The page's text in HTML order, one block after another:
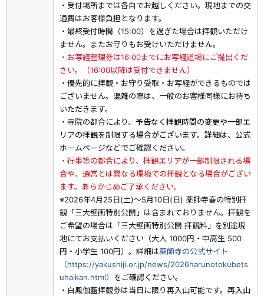
・受付場所までは各自でお越しください。現地までの交
通費はお客様負担となります。
・最終受付時間（15:00）を過ぎた場合は拝観いただけ
ません。またお守りもお受けいただけません。
・お写経整理券は16:00までにお写経道場にご提出くだ
さい。（16:00以降は受付できません）
・優先的に拝観・お守り受取・お写経ができるものでは
ございません。混雑の際は、一般のお客様同様にお待ち
いただきます。
・寺院の都合により、予告なく拝観時間の変更や一部エ
リアの拝観を制限する場合がございます。詳細は、 公式
ホームページなどでご確認ください。
・行事等の都合により、拝観エリアが一部制限される場
合や、通常とは異なる環境での拝観となる場合がござい
ます。あらかじめご了承ください。
※2026年4月25日(土)～5月10日(日) 薬師寺春の特別拝
観「三大壁画特別公開」は含まれておりません。拝観を
ご希望の場合は「三大壁画特別公開 拝観料」を別途現
地にてお支払いください（大人 1000円・中高生 500
円・小学生 100円）。詳細は薬師寺の公式サイト
（https://yakushiji.or.jp/news/2026harunotokubets
uhaikan.html）
をご確認ください。
・白鳳伽藍拝観券は当日に限り再入山可能です。再入山